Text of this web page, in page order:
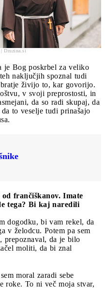
Druzina.si
je Bog poskrbel za veliko
naključjih spoznal tudi
živijo to, kar govorijo.
v svoji preprostosti, in
da so radi skupaj, da
to veselje tudi prinašajo
frančiškanov. Imate
tega? Bi kaj naredili
dogodku, bi vam rekel, da
v želodcu. Potem pa sem
prepoznaval, da je bilo
moliti, da bi znal
moral zaradi sebe
roke. To ni več moja stvar,